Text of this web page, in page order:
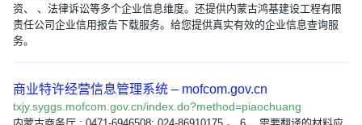
资、 、法律诉讼等多个企业信息维度。还提供内蒙古鸿基建设工程有限
责任公司企业信用报告下载服务。给您提供真实有效的企业信息查询服
务。
商业特许经营信息管理系统 – mofcom.gov.cn
txjy.syggs.mofcom.gov.cn/index.do?method=piaochuang